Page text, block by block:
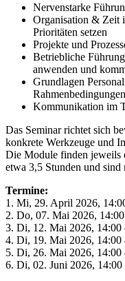
Nervenstarke
Organisation & Zeit
Prioritäten setzen
Projekte und
Betriebliche
anwenden und
Grundlagen
Rahmenbedingungen
Kommunikation im
Das Seminar richtet sich
konkrete Werkzeuge und
Die Module finden jeweils
etwa 3,5 Stunden und
Termine:
1. Mi, 29. April 2026,
2. Do, 07. Mai 2026,
3. Di, 12. Mai 2026, 14:00
4. Di, 19. Mai 2026, 14:00
5. Di, 26. Mai 2026, 14:00
6. Di, 02. Juni 2026,